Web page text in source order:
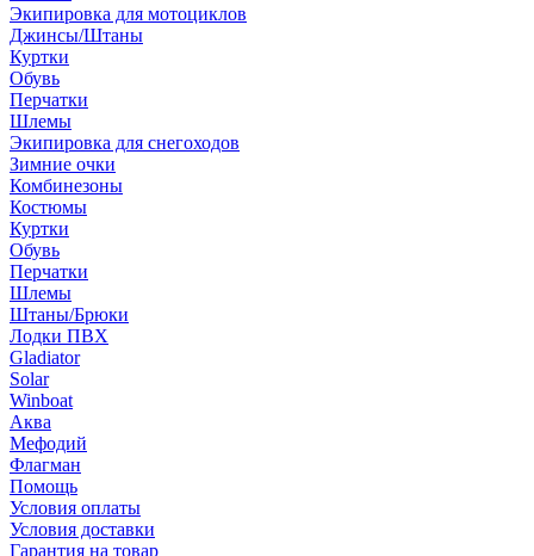
Экипировка для мотоциклов
Джинсы/Штаны
Куртки
Обувь
Перчатки
Шлемы
Экипировка для снегоходов
Зимние очки
Комбинезоны
Костюмы
Куртки
Обувь
Перчатки
Шлемы
Штаны/Брюки
Лодки ПВХ
Gladiator
Solar
Winboat
Аква
Мефодий
Флагман
Помощь
Условия оплаты
Условия доставки
Гарантия на товар